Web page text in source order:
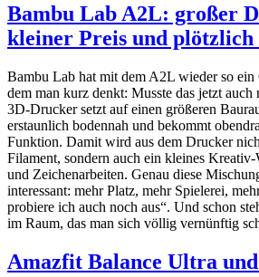
Bambu Lab A2L: großer
kleiner Preis und
Bambu Lab hat mit dem A2L wieder so ein
dem man kurz denkt: Musste das jetzt auch
3D-Drucker setzt auf einen größeren
erstaunlich bodennah und bekommt
Funktion. Damit wird aus dem Drucker
Filament, sondern auch ein kleines
und Zeichenarbeiten. Genau diese
interessant: mehr Platz, mehr Spielerei,
probiere ich auch noch aus“. Und schon
im Raum, das man sich völlig vernünftig
Amazfit Balance Ultra